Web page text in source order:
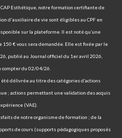
CAP Esthétique, notre formation certifiante de
d'auxiliaire de vie sont éligibles au CPF en
sur la plateforme. Il est noté qu’une
€ vous sera demandée. Elle est fixée par le
publié au Journal officiel du 1er avril 2026,
compter du 02/04/26.
délivrée au titre des catégories d’actions
; actions permettant une validation des acquis
(VAE).
de notre organisme de formation ; de la
de cours (supports pédagogiques proposés